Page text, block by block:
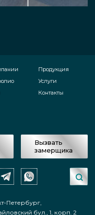
Продукция
Услуги
Контакты
Вызвать
замерщика
Петербург,
бул., 1, корп. 2